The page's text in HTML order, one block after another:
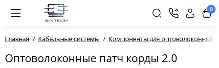
0
Главная Кабельные системы Компоненты для оптоволоконной
Оптоволоконные патч корды 2.0